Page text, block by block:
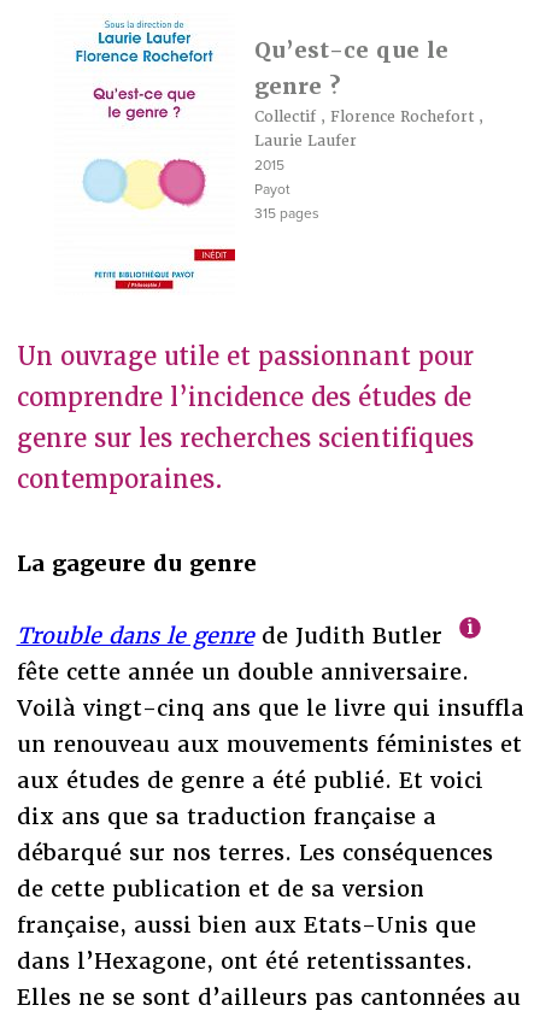
Qu’est-ce que le
genre ?
Collectif, Florence Rochefort,
Laurie Laufer
2015
Payot
315 pages
Un ouvrage utile et passionnant pour
comprendre l’incidence des études de
genre sur les recherches scientifiques
contemporaines.
La gageure du genre
Trouble dans le genrede Judith Butler
fête cette année un double anniversaire.
Voilà vingt-cinq ans que le livre qui insuffla
un renouveau aux mouvements féministes et
aux études de genre a été publié. Et voici
dix ans que sa traduction française a
débarqué sur nos terres. Les conséquences
de cette publication et de sa version
française, aussi bien aux Etats-Unis que
dans l’Hexagone, ont été retentissantes.
Elles ne se sont d’ailleurs pas cantonnées au